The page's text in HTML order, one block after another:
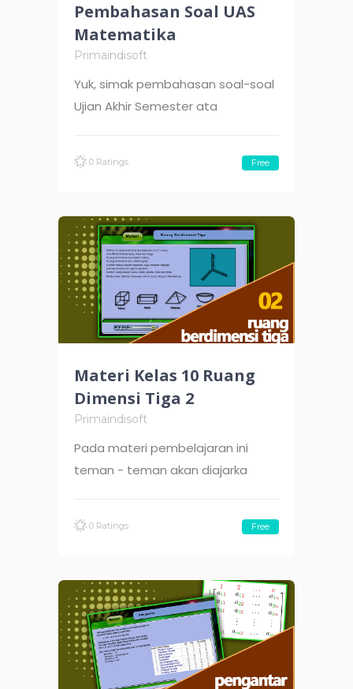
Pembahasan Soal UAS
Matematika
Primaindisoft
Yuk, simak pembahasan soal-soal
Ujian Akhir Semester ata
0 Ratings Free
Materi Kelas 10 Ruang
Dimensi Tiga 2
Primaindisoft
Pada materi pembelajaran ini
teman - teman akan diajarka
0 Ratings Free